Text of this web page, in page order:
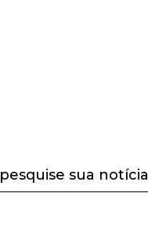
pesquise sua notícia